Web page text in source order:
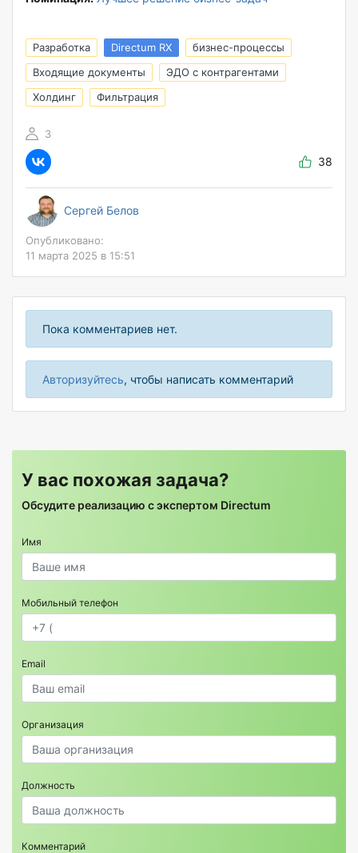
Разработка Directum RX
бизнес-процессы
Входящие документы
ЭДО с контрагентами
Холдинг
Фильтрация
3
38
Сергей Белов
Опубликовано:
11 марта 2025 в 15:51
Пока комментариев нет.
Авторизуйтесь, чтобы написать комментарий
У вас похожая задача?
Обсудите реализацию с экспертом Directum
Имя
Мобильный телефон
Email
Организация
Должность
Комментарий